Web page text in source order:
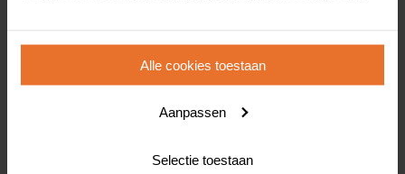
Alle cookies toestaan
Aanpassen
Selectie toestaan